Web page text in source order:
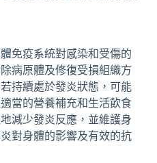
免疫系統對感染和受傷的
病原體及修復受損組織方
持續處於發炎狀態，可能
當的營養補充和生活飲食
減少發炎反應，並維護身
對身體的影響及有效的抗